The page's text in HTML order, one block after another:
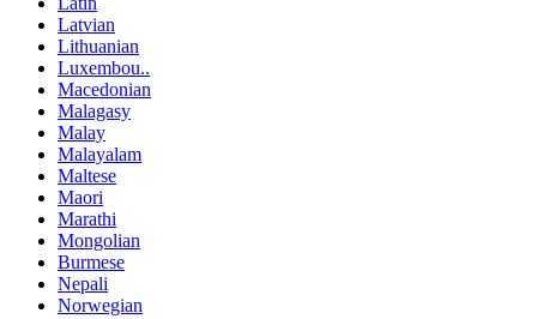
Latvian
Lithuanian
Luxembou..
Macedonian
Malagasy
Malay
Malayalam
Maltese
Maori
Marathi
Mongolian
Burmese
Nepali
Norwegian